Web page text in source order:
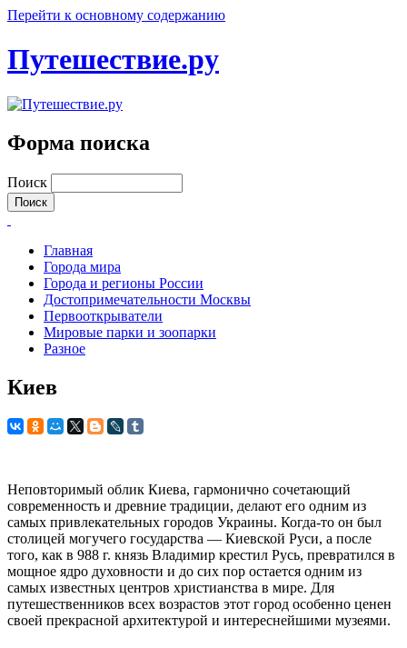
Перейти к основному содержанию
Путешествие.ру
Форма поиска
Поиск
Главная
Города мира
Города и регионы России
Достопримечательности Москвы
Первооткрыватели
Мировые парки и зоопарки
Разное
Киев
Неповторимый облик Киева, гармонично сочетающий
современность и древние традиции, делают его одним из
самых привлекательных городов Украины. Когда-то он был
столицей могучего государства — Киевской Руси, а после
того, как в 988 г. князь Владимир крестил Русь, превратился в
мощное ядро духовности и до сих пор остается одним из
самых известных центров христианства в мире. Для
путешественников всех возрастов этот город особенно ценен
своей прекрасной архитектурой и интереснейшими музеями.